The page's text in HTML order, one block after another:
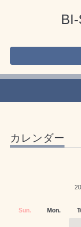
カレンダー
Sun. Mon.